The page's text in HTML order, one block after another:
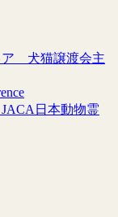
ア 犬猫譲渡会主
日本動物霊